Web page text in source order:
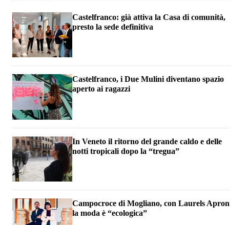
Castelfranco: già attiva la Casa di comunità,
presto la sede definitiva
Castelfranco, i Due Mulini diventano spazio
aperto ai ragazzi
In Veneto il ritorno del grande caldo e delle
notti tropicali dopo la “tregua”
Campocroce di Mogliano, con Laurels Apron
la moda è “ecologica”